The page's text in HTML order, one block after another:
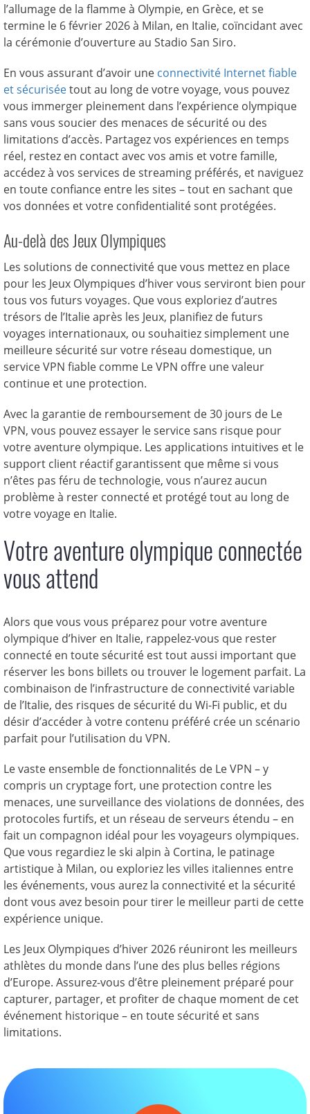
l’allumage de la flamme à Olympie, en Grèce, et se
termine le 6 février 2026 à Milan, en Italie, coïncidant avec
la cérémonie d’ouverture au Stadio San Siro.
En vous assurant d’avoir une connectivité Internet fiable
et sécuriséetout au long de votre voyage, vous pouvez
vous immerger pleinement dans l’expérience olympique
sans vous soucier des menaces de sécurité ou des
limitations d’accès. Partagez vos expériences en temps
réel, restez en contact avec vos amis et votre famille,
accédez à vos services de streaming préférés, et naviguez
en toute confiance entre les sites – tout en sachant que
vos données et votre confidentialité sont protégées.
Au-delà des Jeux Olympiques
Les solutions de connectivité que vous mettez en place
pour les Jeux Olympiques d’hiver vous serviront bien pour
tous vos futurs voyages. Que vous exploriez d’autres
trésors de l’Italie après les Jeux, planifiez de futurs
voyages internationaux, ou souhaitiez simplement une
meilleure sécurité sur votre réseau domestique, un
service VPN fiable comme Le VPN offre une valeur
continue et une protection.
Avec la garantie de remboursement de 30 jours de Le
VPN, vous pouvez essayer le service sans risque pour
votre aventure olympique. Les applications intuitives et le
support client réactif garantissent que même si vous
n’êtes pas féru de technologie, vous n’aurez aucun
problème à rester connecté et protégé tout au long de
votre voyage en Italie.
Votre aventure olympique connectée
vous attend
Alors que vous vous préparez pour votre aventure
olympique d’hiver en Italie, rappelez-vous que rester
connecté en toute sécurité est tout aussi important que
réserver les bons billets ou trouver le logement parfait. La
combinaison de l’infrastructure de connectivité variable
de l’Italie, des risques de sécurité du Wi-Fi public, et du
désir d’accéder à votre contenu préféré crée un scénario
parfait pour l’utilisation du VPN.
Le vaste ensemble de fonctionnalités de Le VPN – y
compris un cryptage fort, une protection contre les
menaces, une surveillance des violations de données, des
protocoles furtifs, et un réseau de serveurs étendu – en
fait un compagnon idéal pour les voyageurs olympiques.
Que vous regardiez le ski alpin à Cortina, le patinage
artistique à Milan, ou exploriez les villes italiennes entre
les événements, vous aurez la connectivité et la sécurité
dont vous avez besoin pour tirer le meilleur parti de cette
expérience unique.
Les Jeux Olympiques d’hiver 2026 réuniront les meilleurs
athlètes du monde dans l’une des plus belles régions
d’Europe. Assurez-vous d’être pleinement préparé pour
capturer, partager, et profiter de chaque moment de cet
événement historique – en toute sécurité et sans
limitations.